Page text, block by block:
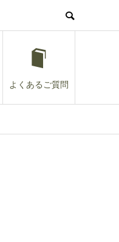
よくあるご質問